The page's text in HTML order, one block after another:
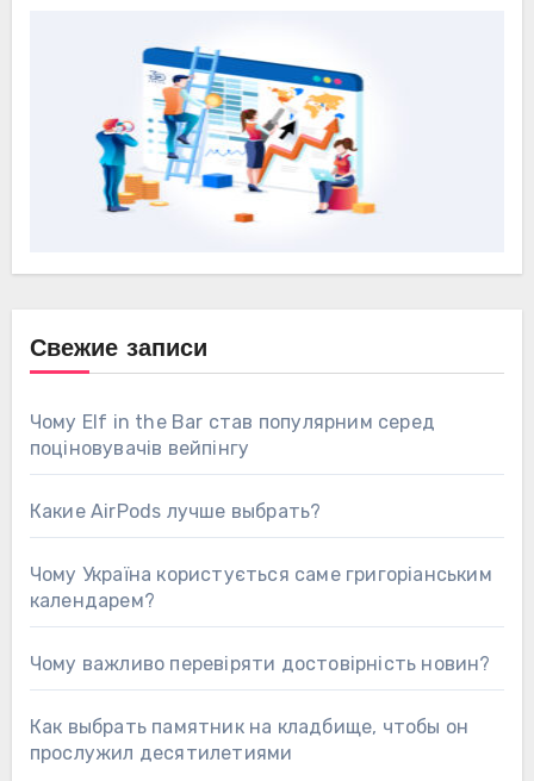
Свежие записи
Чому Elf in the Bar став популярним серед
поціновувачів вейпінгу
Какие AirPods лучше выбрать?
Чому Україна користується саме григоріанським
календарем?
Чому важливо перевіряти достовірність новин?
Как выбрать памятник на кладбище, чтобы он
прослужил десятилетиями